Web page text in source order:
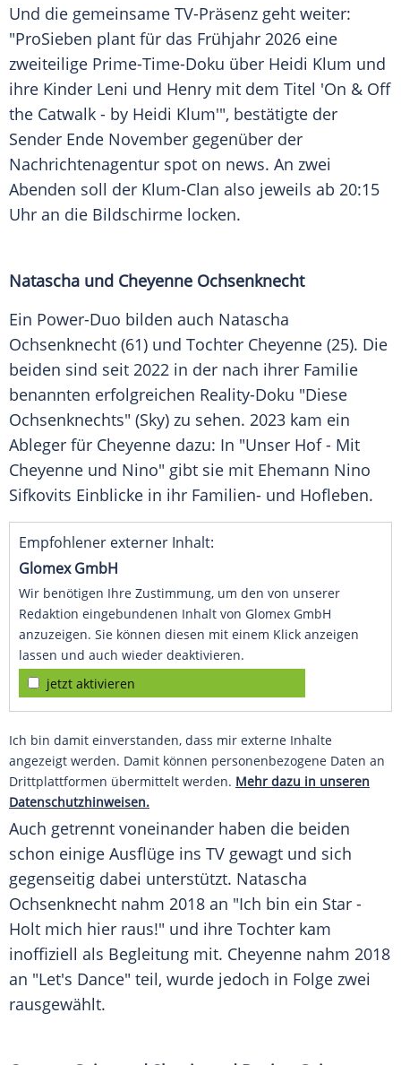
Und die gemeinsame TV-Präsenz geht weiter:
"ProSieben plant für das Frühjahr 2026 eine
zweiteilige Prime-Time-Doku über Heidi Klum und
ihre Kinder Leni und Henry mit dem Titel 'On & Off
the Catwalk - by Heidi Klum'", bestätigte der
Sender Ende November gegenüber der
Nachrichtenagentur spot on news. An zwei
Abenden soll der Klum-Clan also jeweils ab 20:15
Uhr an die Bildschirme locken.
Natascha und Cheyenne Ochsenknecht
Ein Power-Duo bilden auch Natascha
Ochsenknecht (61) und Tochter Cheyenne (25). Die
beiden sind seit 2022 in der nach ihrer Familie
benannten erfolgreichen Reality-Doku "Diese
Ochsenknechts" (Sky) zu sehen. 2023 kam ein
Ableger für Cheyenne dazu: In "Unser Hof - Mit
Cheyenne und Nino" gibt sie mit Ehemann Nino
Sifkovits Einblicke in ihr Familien- und Hofleben.
Empfohlener externer Inhalt:
Glomex GmbH
Wir benötigen Ihre Zustimmung, um den von unserer
Redaktion eingebundenen Inhalt von Glomex GmbH
anzuzeigen. Sie können diesen mit einem Klick anzeigen
lassen und auch wieder deaktivieren.
jetzt aktivieren
Ich bin damit einverstanden, dass mir externe Inhalte
angezeigt werden. Damit können personenbezogene Daten an
Drittplattformen übermittelt werden. Mehr dazu in unseren
Datenschutzhinweisen.
Auch getrennt voneinander haben die beiden
schon einige Ausflüge ins TV gewagt und sich
gegenseitig dabei unterstützt. Natascha
Ochsenknecht nahm 2018 an "Ich bin ein Star -
Holt mich hier raus!" und ihre Tochter kam
inoffiziell als Begleitung mit. Cheyenne nahm 2018
an "Let's Dance" teil, wurde jedoch in Folge zwei
rausgewählt.